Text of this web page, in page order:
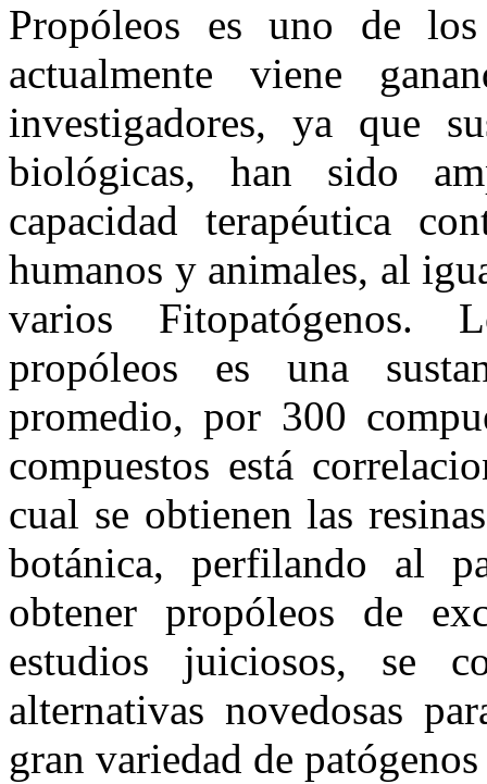
Propóleos es uno de
actualmente viene
investigadores, ya que
biológicas, han sido
capacidad terapéutica
humanos y animales, al
varios Fitopatógenos.
propóleos es una
promedio, por 300
compuestos está
cual se obtienen las
botánica, perfilando al
obtener propóleos de
estudios juiciosos, se
alternativas novedosas
gran variedad de